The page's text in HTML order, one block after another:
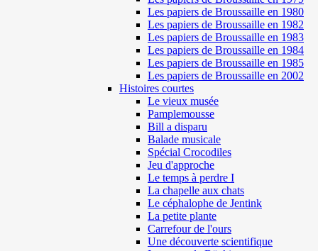
Les papiers de Broussaille en 1980
Les papiers de Broussaille en 1982
Les papiers de Broussaille en 1983
Les papiers de Broussaille en 1984
Les papiers de Broussaille en 1985
Les papiers de Broussaille en 2002
Histoires courtes
Le vieux musée
Pamplemousse
Bill a disparu
Balade musicale
Spécial Crocodiles
Jeu d'approche
Le temps à perdre I
La chapelle aux chats
Le céphalophe de Jentink
La petite plante
Carrefour de l'ours
Une découverte scientifique